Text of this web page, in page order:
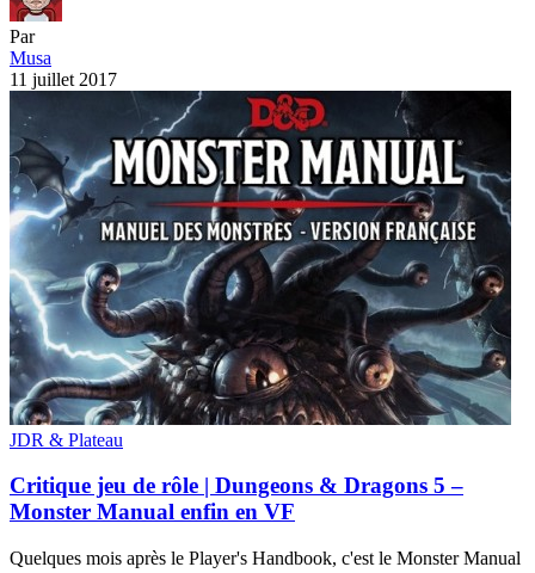
Par
Musa
11 juillet 2017
JDR & Plateau
Critique jeu de rôle | Dungeons & Dragons 5 –
Monster Manual enfin en VF
Quelques mois après le Player's Handbook, c'est le Monster Manual